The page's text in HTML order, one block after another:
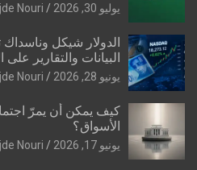
يوليو 30, 2026 Nouri
الدولار شيكل
البيانات والتقارير
يونيو 28, 2026 Nouri
كيف يمكن أن يمرّ
الأسواق؟
يونيو 17, 2026 Nouri